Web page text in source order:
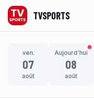
TVSPORTS
ven.
07
août
Aujourd'hui
08
août